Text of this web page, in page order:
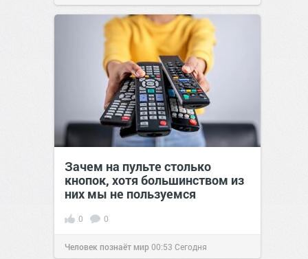
Зачем на пульте столько
кнопок, хотя большинством из
них мы не пользуемся
0 0
Человек познаёт мир00:53 Сегодня